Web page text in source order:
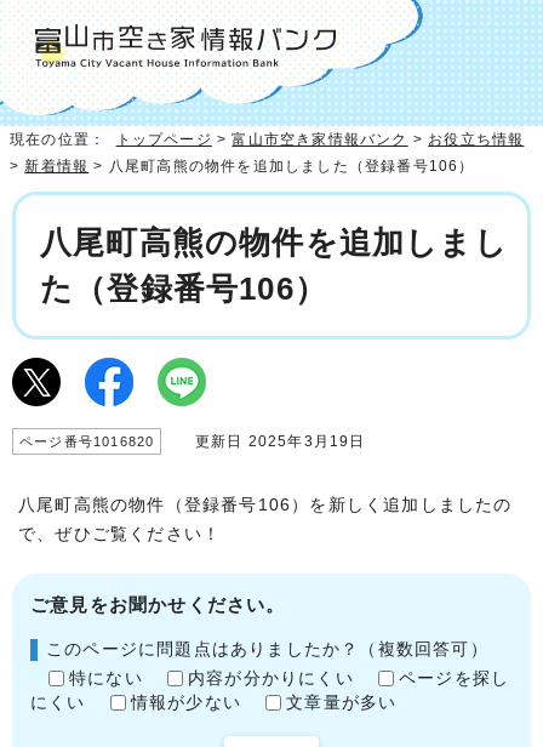
現在の位置： トップページ >富山市空き家情報バンク > お役立ち情報
>新着情報 > 八尾町高熊の物件を追加しました（登録番号106）
八尾町高熊の物件を追加しまし
た（登録番号106）
ページ番号1016820 更新日 2025年3月19日
八尾町高熊の物件（登録番号106）を新しく追加しましたの
で、ぜひご覧ください！
ご意見をお聞かせください。
このページに問題点はありましたか？（複数回答可）
特にない
内容が分かりにくい
ページを探し
にくい
情報が少ない 文章量が多い